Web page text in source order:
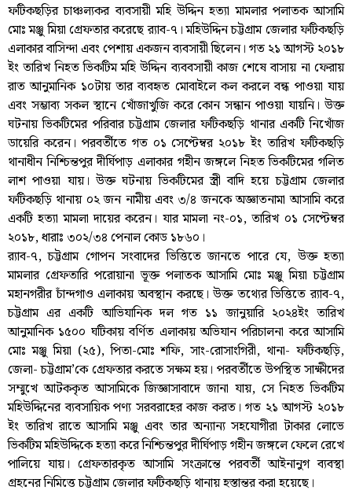
ফটিকছড়ির চাঞ্চল্যকর ব্যবসায়ী মহি উদ্দিন হত্যা মামলার পলাতক আসামি
মোঃ মঞ্জু মিয়া গ্রেফতার করেছে র‌্যাব-৭। মহিউদ্দিন চট্টগ্রাম জেলার ফটিকছড়ি
এলাকার বাসিন্দা এবং পেশায় একজন ব্যবসায়ী ছিলেন। গত ২১ আগস্ট ২০১৮
ইং তারিখ নিহত ভিকটিম মহি উদ্দিন ব্যববসায়ী কাজ শেষে বাসায় না ফেরায়
রাত আনুমানিক ১০টায় তার ব্যবহৃত মোবাইলে কল করলে বন্ধ পাওয়া যায়
এবং সম্ভাব্য সকল স্থানে খোঁজাখুজি করে কোন সন্ধান পাওয়া যায়নি। উক্ত
ঘটনায় ভিকটিমের পরিবার চট্টগ্রাম জেলার ফটিকছড়ি থানার একটি নিখোঁজ
ডায়েরি করেন। পরবর্তীতে গত ০১ সেপ্টেম্বর ২০১৮ ইং তারিখ ফটিকছড়ি
থানাধীন নিশ্চিন্তপুর দীর্ঘিপাড় এলাকার গহীন জঙ্গলে নিহত ভিকটিমের গলিত
লাশ পাওয়া যায়। উক্ত ঘটনায় ভিকটিমের স্ত্রী বাদি হয়ে চট্টগ্রাম জেলার
ফটিকছড়ি থানায় ০২ জন নামীয় এবং ৩/৪ জনকে অজ্ঞাতনামা আসামি করে
একটি হত্যা মামলা দায়ের করেন। যার মামলা নং-০১, তারিখ ০১ সেপ্টেম্বর
২০১৮, ধারাঃ ৩০২/৩৪ পেনাল কোড ১৮৬০।
র‌্যাব-৭, চট্টগ্রাম গোপন সংবাদের ভিত্তিতে জানতে পারে যে, উক্ত হত্যা
মামলার গ্রেফতারি পরোয়ানা ভূক্ত পলাতক আসামি মোঃ মঞ্জু মিয়া চট্টগ্রাম
মহানগরীর চাঁন্দগাও এলাকায় অবস্থান করছে। উক্ত তথ্যের ভিত্তিতে র‌্যাব-৭,
চট্টগ্রাম এর একটি আভিযানিক দল গত ১১ জানুয়ারি ২০২৪ইং তারিখ
আনুমানিক ১৫০০ ঘটিকায় বর্ণিত এলাকায় অভিযান পরিচালনা করে আসামি
মোঃ মঞ্জু মিয়া (২৫), পিতা-মোঃ শফি, সাং-রোসাংগিরী, থানা- ফটিকছড়ি,
জেলা- চট্টগ্রাম’কে গ্রেফতার করতে সক্ষম হয়। পরবর্তীতে উপস্থিত সাক্ষীদের
সম্মুখে আটককৃত আসামিকে জিজ্ঞাসাবাদে জানা যায়, সে নিহত ভিকটিম
মহিউদ্দিনের ব্যবসায়িক পণ্য সরবরাহের কাজ করত। গত ২১ আগস্ট ২০১৮
ইং তারিখ রাতে আসামি মঞ্জু এবং তার অন্যান্য সহযোগীরা টাকার লোভে
ভিকটিম মহিউদ্দিকে হত্যা করে নিশ্চিন্তপুর দীর্ঘিপাড় গহীন জঙ্গলে ফেলে রেখে
পালিয়ে যায়। গ্রেফতারকৃত আসামি সংক্রান্তে পরবর্তী আইনানুগ ব্যবস্থা
গ্রহনের নিমিত্তে চট্টগ্রাম জেলার ফটিকছড়ি থানায় হস্তান্তর করা হয়েছে।